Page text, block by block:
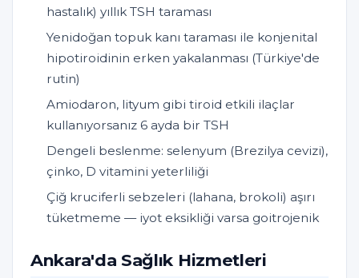
hastalık) yıllık TSH taraması
Yenidoğan topuk kanı taraması ile konjenital
hipotiroidinin erken yakalanması (Türkiye'de
rutin)
Amiodaron, lityum gibi tiroid etkili ilaçlar
kullanıyorsanız 6 ayda bir TSH
Dengeli beslenme: selenyum (Brezilya cevizi),
çinko, D vitamini yeterliliği
Çiğ kruciferli sebzeleri (lahana, brokoli) aşırı
tüketmeme — iyot eksikliği varsa goitrojenik
Ankara'da Sağlık Hizmetleri